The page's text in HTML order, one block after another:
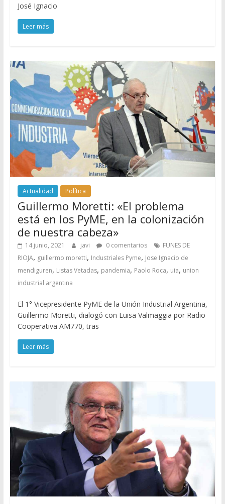
José Ignacio
Leer más
Actualidad Política
Guillermo Moretti: «El problema
está en los PyME, en la colonización
de nuestra cabeza»
14 junio, 2021 javi 0 comentarios
FUNES DE
RIOJA, guillermo moretti, Industriales Pyme, Jose Ignacio de
mendiguren, Listas Vetadas, pandemia, Paolo Roca, uia, union
industrial argentina
El 1° Vicepresidente PyME de la Unión Industrial Argentina,
Guillermo Moretti, dialogó con Luisa Valmaggia por Radio
Cooperativa AM770, tras
Leer más